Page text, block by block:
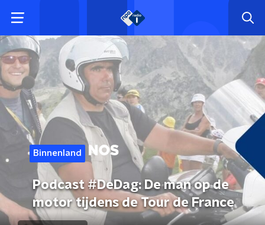
Binnenland
Podcast #DeDag: De man op de
motor tijdens de Tour de France